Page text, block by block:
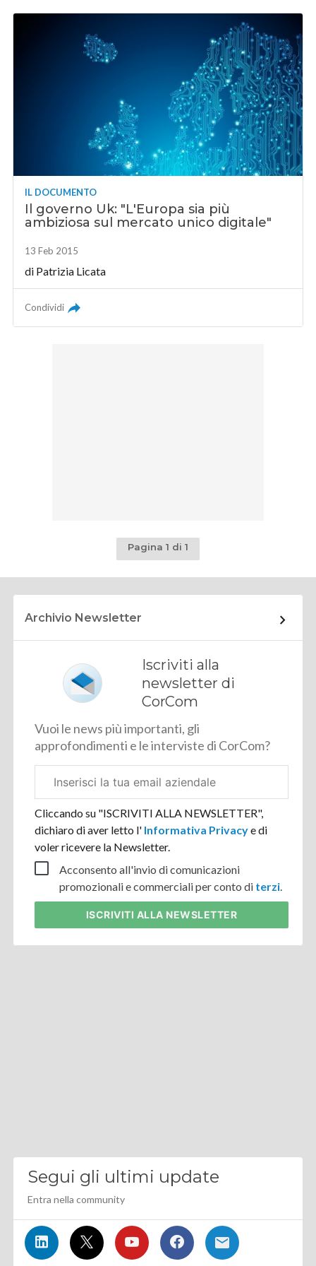
IL DOCUMENTO
Il governo Uk: "L'Europa sia più
ambiziosa sul mercato unico digitale"
13 Feb 2015
di Patrizia Licata
Condividi
Pagina 1 di 1
Archivio Newsletter
Iscriviti alla
newsletter di
CorCom
Vuoi le news più importanti, gli
approfondimenti e le interviste di CorCom?
aziendale
Cliccando su "ISCRIVITI ALLA NEWSLETTER",
dichiaro di aver letto l' Informativa Privacye di
voler ricevere la Newsletter.
Acconsento all'invio di comunicazioni
promozionali e commerciali per conto di terzi.
ISCRIVITI ALLA NEWSLETTER
Segui gli ultimi update
Entra nella community